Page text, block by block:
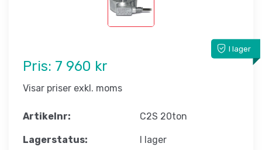
I lager
Pris: 7 960 kr
Visar priser exkl. moms
Artikelnr: C2S 20ton
Lagerstatus: I lager